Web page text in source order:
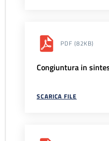
PDF (82KB)
Congiuntura in
SCARICA FILE